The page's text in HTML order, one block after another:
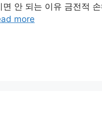
안 되는 이유 금전적
more